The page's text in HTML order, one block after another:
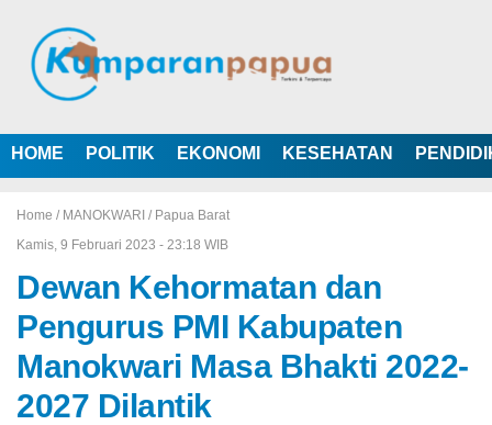
HOME POLITIK EKONOMI KESEHATAN
Home / MANOKWARI / Papua Barat
Kamis, 9 Februari 2023 - 23:18 WIB
Dewan Kehormatan dan
Pengurus PMI Kabupaten
Manokwari Masa Bhakti 2022-
2027 Dilantik